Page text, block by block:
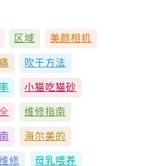
区域 美颜相机
吹干方法
小猫吃猫砂
维修指南
海尔美的
修 母乳喂养